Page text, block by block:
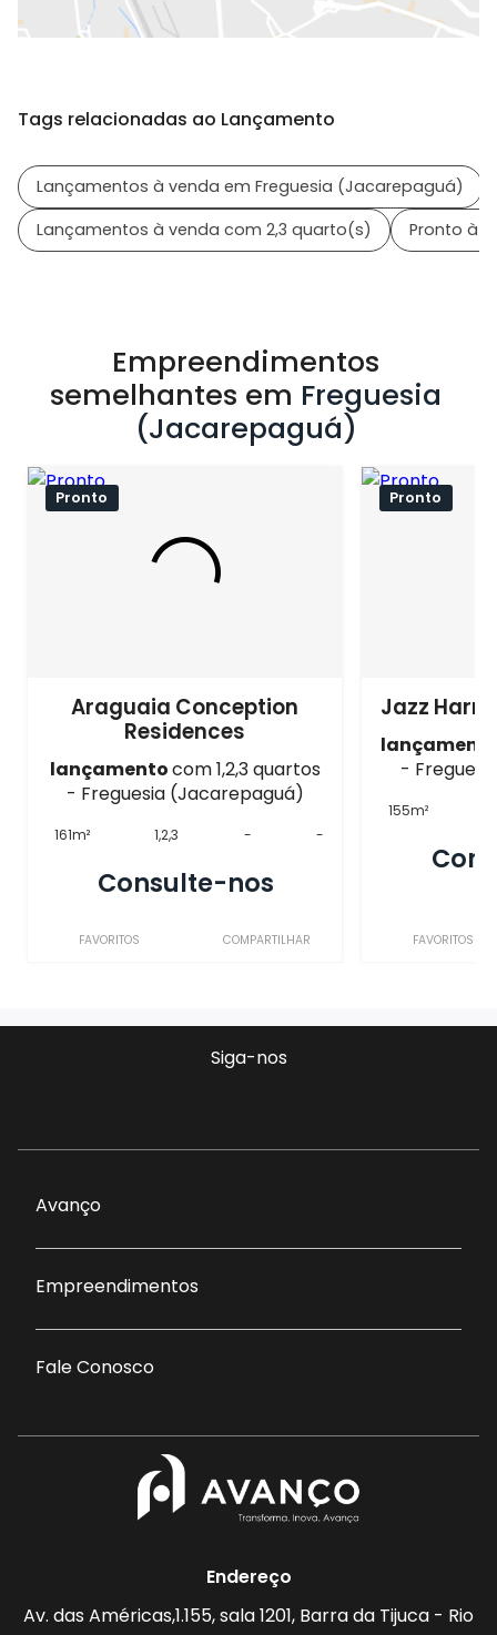
Tags relacionadas ao Lançamento
Lançamentos à venda em Freguesia (Jacarepaguá)
Lançamentos à venda com 2,3 quarto(s)
Pronto à
Empreendimentos
semelhantes em Freguesia
(Jacarepaguá)
Pronto
Araguaia Conception
Residences
lançamentocom 1,2,3 quartos
- Freguesia (Jacarepaguá)
161m² 1,2,3 - -
Consulte-nos
FAVORITOS COMPARTILHAR
Pronto
Jazz
-
155m²
FAVORITOS
Siga-nos
Avanço
Empreendimentos
Fale Conosco
Endereço
Av. das Américas,1.155, sala 1201, Barra da Tijuca - Rio